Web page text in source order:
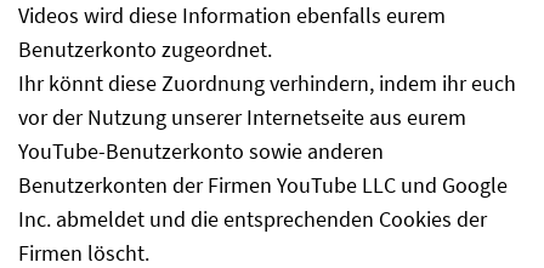
Videos wird diese Information ebenfalls eurem
Benutzerkonto zugeordnet.
Ihr könnt diese Zuordnung verhindern, indem ihr euch
vor der Nutzung unserer Internetseite aus eurem
YouTube-Benutzerkonto sowie anderen
Benutzerkonten der Firmen YouTube LLC und Google
Inc. abmeldet und die entsprechenden Cookies der
Firmen löscht.